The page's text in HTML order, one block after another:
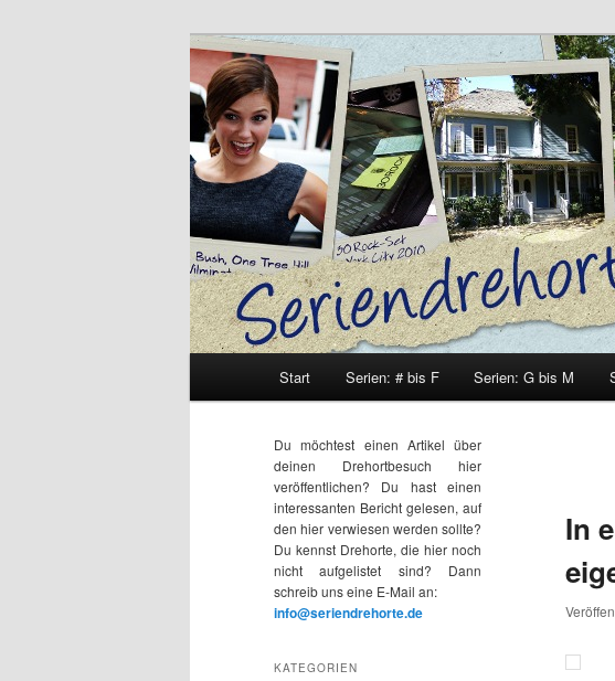
Seriendrehorte
Start Serien: # bis F Serien: G bis M
In
Du möchtest einen Artikel über
deinen Drehortbesuch hier
veröffentlichen? Du hast einen
interessanten Bericht gelesen, auf
den hier verwiesen werden sollte?
Du kennst Drehorte, die hier noch
nicht aufgelistet sind? Dann
schreib uns eine E-Mail an:
info@seriendrehorte.de
KATEGORIEN